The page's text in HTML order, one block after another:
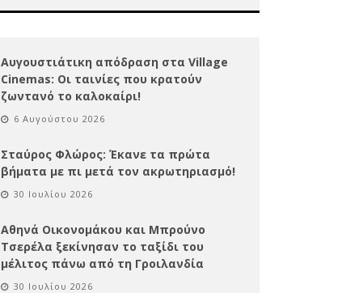
Αυγουστιάτικη απόδραση στα Village
Cinemas: Οι ταινίες που κρατούν
ζωντανό το καλοκαίρι!
6 Αυγούστου 2026
Σταύρος Φλώρος: Έκανε τα πρώτα
βήματα με πι μετά τον ακρωτηριασμό!
30 Ιουλίου 2026
Αθηνά Οικονομάκου και Μπρούνο
Τσερέλα ξεκίνησαν το ταξίδι του
μέλιτος πάνω από τη Γροιλανδία
30 Ιουλίου 2026